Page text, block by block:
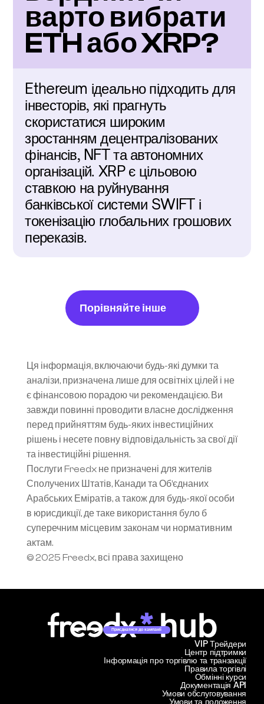
варто вибрати
ETH або XRP?
Ethereum ідеально підходить для
інвесторів, які прагнуть
скористатися широким
зростанням децентралізованих
фінансів, NFT та автономних
організацій. XRP є цільовою
ставкою на руйнування
банківської системи SWIFT і
токенізацію глобальних грошових
переказів.
Порівняйте інше
Ця інформація, включаючи будь-які думки та
аналізи, призначена лише для освітніх цілей і не
є фінансовою порадою чи рекомендацією. Ви
завжди повинні проводити власне дослідження
перед прийняттям будь-яких інвестиційних
рішень і несете повну відповідальність за свої дії
та інвестиційні рішення.
Послуги Freedx не призначені для жителів
Сполучених Штатів, Канади та Об’єднаних
Арабських Еміратів, а також для будь-якої особи
в юрисдикції, де таке використання було б
суперечним місцевим законам чи нормативним
актам.
© 2025 Freedx, всі права захищено
Приєднатися до кампанії
Центр підтримки
Інформація про торгівлю та транзакції
VIP Трейдери
Правила торгівлі
Обмінні курси
Документація API
Умови обслуговування
Умови та положення